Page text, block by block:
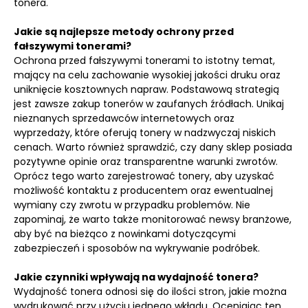
tonera.
Jakie są najlepsze metody ochrony przed
fałszywymi tonerami?
Ochrona przed fałszywymi tonerami to istotny temat,
mający na celu zachowanie wysokiej jakości druku oraz
uniknięcie kosztownych napraw. Podstawową strategią
jest zawsze zakup tonerów w zaufanych źródłach. Unikaj
nieznanych sprzedawców internetowych oraz
wyprzedaży, które oferują tonery w nadzwyczaj niskich
cenach. Warto również sprawdzić, czy dany sklep posiada
pozytywne opinie oraz transparentne warunki zwrotów.
Oprócz tego warto zarejestrować tonery, aby uzyskać
możliwość kontaktu z producentem oraz ewentualnej
wymiany czy zwrotu w przypadku problemów. Nie
zapominaj, że warto także monitorować newsy branżowe,
aby być na bieżąco z nowinkami dotyczącymi
zabezpieczeń i sposobów na wykrywanie podróbek.
Jakie czynniki wpływają na wydajność tonera?
Wydajność tonera odnosi się do ilości stron, jakie można